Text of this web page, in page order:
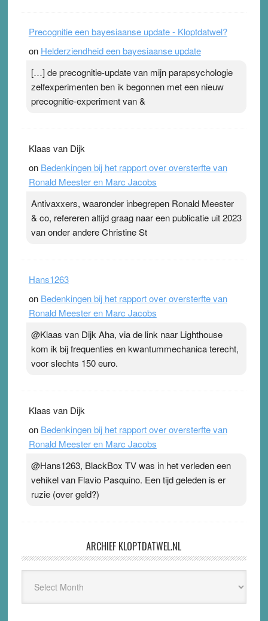
Precognitie een bayesiaanse update - Kloptdatwel?
on Helderziendheid een bayesiaanse update
[…] de precognitie-update van mijn parapsychologie
zelfexperimenten ben ik begonnen met een nieuw
precognitie-experiment van &
Klaas van Dijk
on Bedenkingen bij het rapport over oversterfte van
Ronald Meester en Marc Jacobs
Antivaxxers, waaronder inbegrepen Ronald Meester
& co, refereren altijd graag naar een publicatie uit 2023
van onder andere Christine St
Hans1263
on Bedenkingen bij het rapport over oversterfte van
Ronald Meester en Marc Jacobs
@Klaas van Dijk Aha, via de link naar Lighthouse
kom ik bij frequenties en kwantummechanica terecht,
voor slechts 150 euro.
Klaas van Dijk
on Bedenkingen bij het rapport over oversterfte van
Ronald Meester en Marc Jacobs
@Hans1263, BlackBox TV was in het verleden een
vehikel van Flavio Pasquino. Een tijd geleden is er
ruzie (over geld?)
ARCHIEF KLOPTDATWEL.NL
Kloptdatwel.nl